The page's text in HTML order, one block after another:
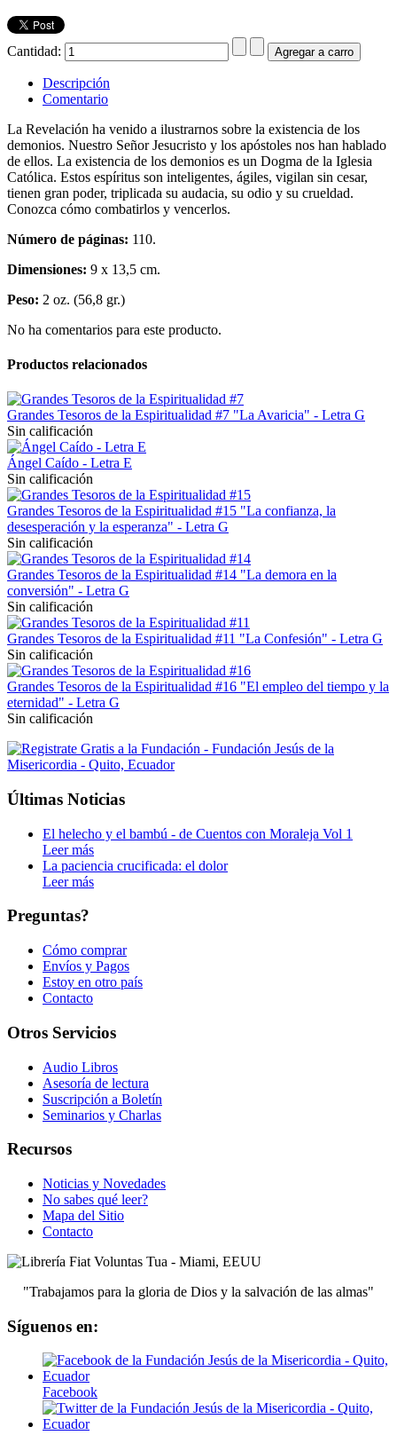
Cantidad:
Descripción
Comentario
La Revelación ha venido a ilustrarnos sobre la existencia de los
demonios. Nuestro Señor Jesucristo y los apóstoles nos han hablado
de ellos. La existencia de los demonios es un Dogma de la Iglesia
Católica. Estos espíritus son inteligentes, ágiles, vigilan sin cesar,
tienen gran poder, triplicada su audacia, su odio y su crueldad.
Conozca cómo combatirlos y vencerlos.
Número de páginas: 110.
Dimensiones: 9 x 13,5 cm.
Peso: 2 oz. (56,8 gr.)
No ha comentarios para este producto.
Productos relacionados
Grandes Tesoros de la Espiritualidad #7 "La Avaricia" - Letra G
Sin calificación
Ángel Caído - Letra E
Sin calificación
Grandes Tesoros de la Espiritualidad #15 "La confianza, la
desesperación y la esperanza" - Letra G
Sin calificación
Grandes Tesoros de la Espiritualidad #14 "La demora en la
conversión" - Letra G
Sin calificación
Grandes Tesoros de la Espiritualidad #11 "La Confesión" - Letra G
Sin calificación
Grandes Tesoros de la Espiritualidad #16 "El empleo del tiempo y la
eternidad" - Letra G
Sin calificación
Últimas Noticias
El helecho y el bambú - de Cuentos con Moraleja Vol 1
Leer más
La paciencia crucificada: el dolor
Leer más
Preguntas?
Cómo comprar
Envíos y Pagos
Estoy en otro país
Contacto
Otros Servicios
Audio Libros
Asesoría de lectura
Suscripción a Boletín
Seminarios y Charlas
Recursos
Noticias y Novedades
No sabes qué leer?
Mapa del Sitio
Contacto
"Trabajamos para la gloria de Dios y la salvación de las almas"
Síguenos en:
Facebook